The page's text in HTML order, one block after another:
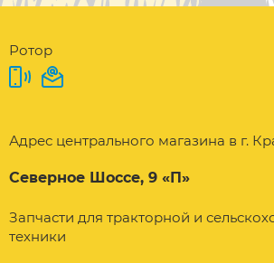
Ротор
Адрес центрального магазина в г.
Северное Шоссе, 9 «П»
Запчасти для тракторной и
техники